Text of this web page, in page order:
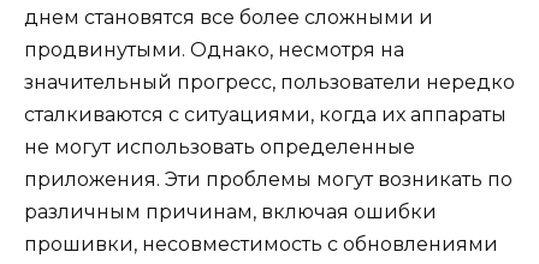
днем становятся все более сложными и
продвинутыми. Однако, несмотря на
значительный прогресс, пользователи нередко
сталкиваются с ситуациями, когда их аппараты
не могут использовать определенные
приложения. Эти проблемы могут возникать по
различным причинам, включая ошибки
прошивки, несовместимость с обновлениями